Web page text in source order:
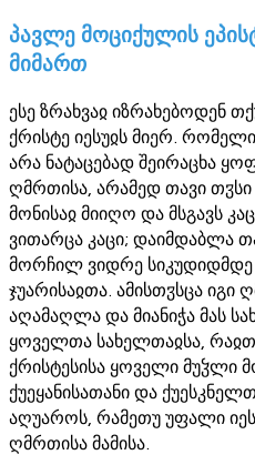
პავლე მოციქულის
მიმართ
ესე ზრახვაჲ იზრახებოდენ
ქრისტე იესუჲს მიერ.
არა ნატაცებად შეირაცხა
ღმრთისა, არამედ თავი
მონისაჲ მიიღო და მსგავს
ვითარცა კაცი; დაიმდაბლა
მორჩილ ვიდრე
ჯუარისაჲთა. ამისთჳსცა იგი
აღამაღლა და მიანიჭა მას
ყოველთა სახელთაჲსა,
ქრისტესისა ყოველი მუჴლი
ქუეყანისათანი და
აღუაროს, რამეთუ უფალი
ღმრთისა მამისა.